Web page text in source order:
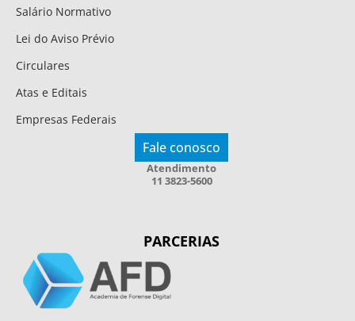
Salário Normativo
Lei do Aviso Prévio
Circulares
Atas e Editais
Empresas Federais
Fale conosco
Atendimento
11 3823-5600
PARCERIAS